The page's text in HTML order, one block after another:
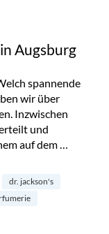
Augsburg
spannende
wir über
Inzwischen
und
auf dem …
dr. jackson's